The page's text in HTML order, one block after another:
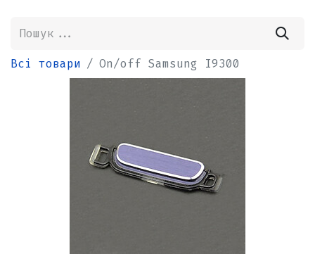
Всі товари On/off Samsung I9300